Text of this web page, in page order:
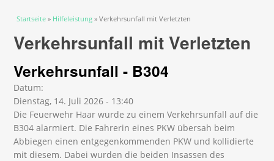
Sie sind hier
Startseite » Hilfeleistung » Verkehrsunfall mit Verletzten
Verkehrsunfall mit Verletzten
Verkehrsunfall - B304
Datum:
Dienstag, 14. Juli 2026 - 13:40
Die Feuerwehr Haar wurde zu einem Verkehrsunfall auf die
B304 alarmiert. Die Fahrerin eines PKW übersah beim
Abbiegen einen entgegenkommenden PKW und kollidierte
mit diesem. Dabei wurden die beiden Insassen des